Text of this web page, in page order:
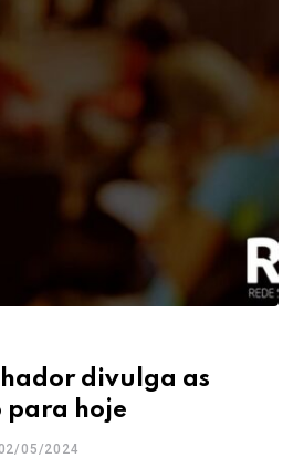
divulga as
para hoje
05/2024